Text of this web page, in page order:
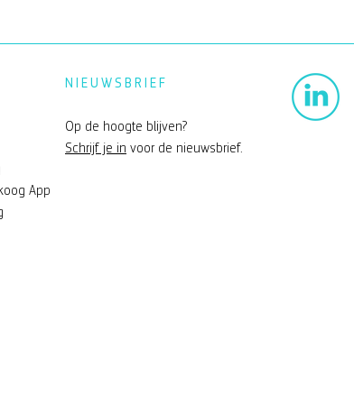
Beverkoog
App
NIEUWSBRIEF
Op de hoogte blijven?
Schrijf je in voor de nieuwsbrief.